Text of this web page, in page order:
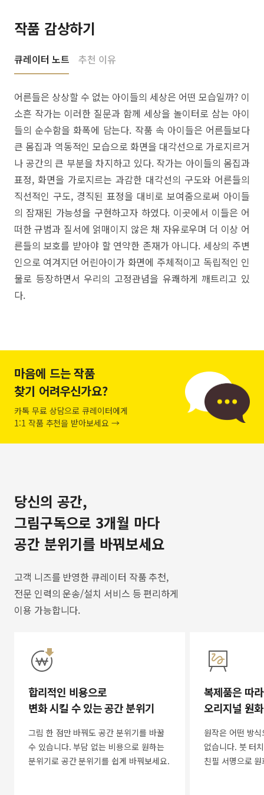
작품 감상하기
큐레이터 노트 추천 이유
어른들은 상상할 수 없는 아이들의 세상은 어떤 모습일까? 이
소흔 작가는 이러한 질문과 함께 세상을 놀이터로 삼는 아이
들의 순수함을 화폭에 담는다. 작품 속 아이들은 어른들보다
큰 몸집과 역동적인 모습으로 화면을 대각선으로 가로지르거
나 공간의 큰 부분을 차지하고 있다. 작가는 아이들의 몸집과
표정, 화면을 가로지르는 과감한 대각선의 구도와 어른들의
직선적인 구도, 경직된 표정을 대비로 보여줌으로써 아이들
의 잠재된 가능성을 구현하고자 하였다. 이곳에서 이들은 어
떠한 규범과 질서에 얽매이지 않은 채 자유로우며 더 이상 어
른들의 보호를 받아야 할 연약한 존재가 아니다. 세상의 주변
인으로 여겨지던 어린아이가 화면에 주체적이고 독립적인 인
물로 등장하면서 우리의 고정관념을 유쾌하게 깨트리고 있
다.
마음에 드는 작품
찾기 어려우신가요?
카톡 무료 상담으로 큐레이터에게
1:1 작품 추천을 받아보세요 →
당신의 공간,
그림구독으로 3개월 마다
공간 분위기를 바꿔보세요
고객 니즈를 반영한 큐레이터 작품 추천,
전문 인력의 운송/설치 서비스 등 편리하게
이용 가능합니다.
합리적인 비용으로
변화 시킬 수 있는 공간 분위기
그림 한 점만 바꿔도 공간 분위기를 바꿀
수 있습니다. 부담 없는 비용으로 원하는
분위기로 공간 분위기를 쉽게 바꿔보세요.
복제품은 따
오리지널 원
원작은 어떤 방
없습니다. 붓 터
친필 서명으로